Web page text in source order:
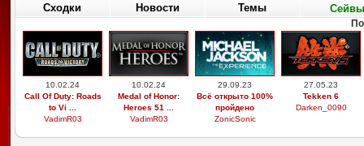
Сходки Новости Темы Сейвы
10.02.24
Call Of Duty: Roads
to Vi ...
VadimR03
10.02.24
Medal of Honor:
Heroes 51 ...
VadimR03
29.09.23
Всё открыто 100%
пройдено
ZonicSonic
27.05.23
Tekken 6
Darken_0090